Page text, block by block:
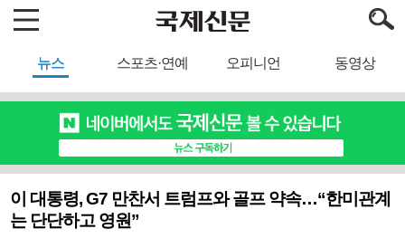
뉴스 스포츠·연예 오피니언 동영상
이 대통령, G7 만찬서 트럼프와 골프 약속…“한미관계
는 단단하고 영원”